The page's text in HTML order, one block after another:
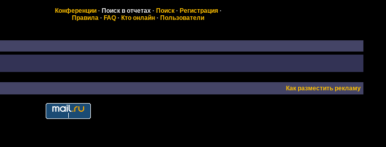
Конференции· Поиск в отчетах· Поиск· Регистрация·
Правила · FAQ · Кто онлайн · Пользователи
Как разместить рекламу